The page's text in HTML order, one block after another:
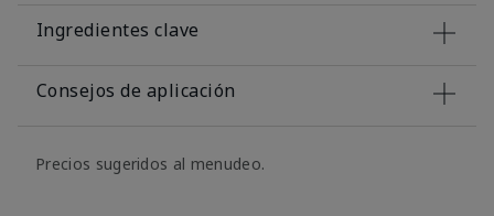
Ingredientes clave
Consejos de aplicación
Precios sugeridos al menudeo.